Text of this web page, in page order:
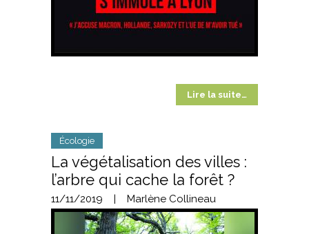
Lire la suite…
Écologie
La végétalisation des villes :
l’arbre qui cache la forêt ?
11/11/2019 | Marlène Collineau